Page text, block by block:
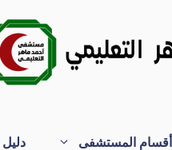
أقسام المستشفى